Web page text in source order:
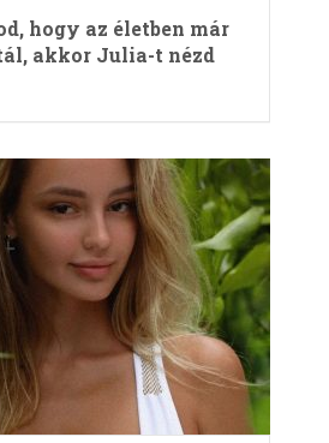
hogy az életben már
akkor Julia-t nézd